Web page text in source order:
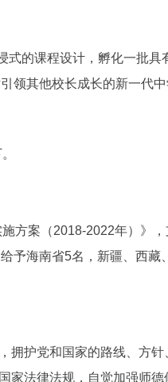
的课程设计，孵化一批具
领其他校长成长的新一代中
案（2018-2022年）》，
予海南省5名，新疆、西
护党和国家的路线、方针
法律法规，自觉加强师德